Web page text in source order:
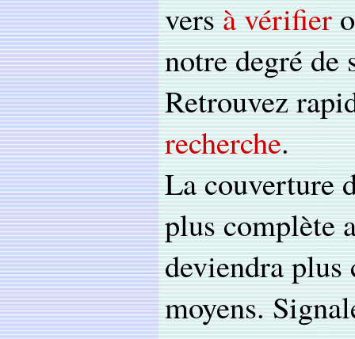
versà vérifier
notre degré de
Retrouvez
recherche.
La couverture
plus complète
deviendra
moyens.